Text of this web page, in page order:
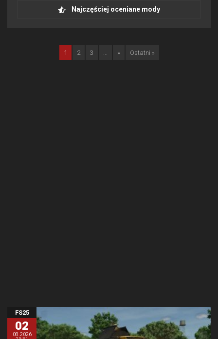
Najczęściej oceniane mody
1 2 3 ... » Ostatni »
FS25
02
08.2026